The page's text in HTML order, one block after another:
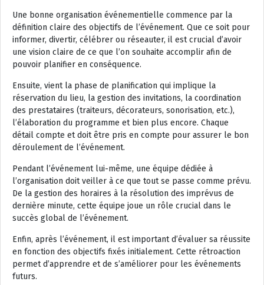
Une bonne organisation événementielle commence par la
définition claire des objectifs de l’événement. Que ce soit pour
informer, divertir, célébrer ou réseauter, il est crucial d’avoir
une vision claire de ce que l’on souhaite accomplir afin de
pouvoir planifier en conséquence.
Ensuite, vient la phase de planification qui implique la
réservation du lieu, la gestion des invitations, la coordination
des prestataires (traiteurs, décorateurs, sonorisation, etc.),
l’élaboration du programme et bien plus encore. Chaque
détail compte et doit être pris en compte pour assurer le bon
déroulement de l’événement.
Pendant l’événement lui-même, une équipe dédiée à
l’organisation doit veiller à ce que tout se passe comme prévu.
De la gestion des horaires à la résolution des imprévus de
dernière minute, cette équipe joue un rôle crucial dans le
succès global de l’événement.
Enfin, après l’événement, il est important d’évaluer sa réussite
en fonction des objectifs fixés initialement. Cette rétroaction
permet d’apprendre et de s’améliorer pour les événements
futurs.